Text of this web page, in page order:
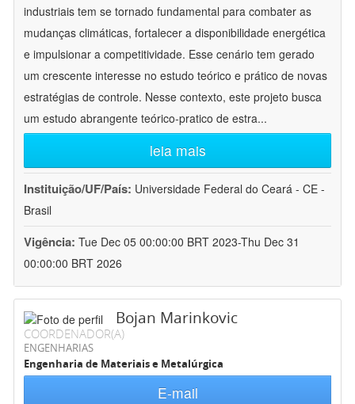
industriais tem se tornado fundamental para combater as
mudanças climáticas, fortalecer a disponibilidade energética
e impulsionar a competitividade. Esse cenário tem gerado
um crescente interesse no estudo teórico e prático de novas
estratégias de controle. Nesse contexto, este projeto busca
um estudo abrangente teórico-pratico de estra...
leia mais
Instituição/UF/País: Universidade Federal do Ceará - CE -
Brasil
Vigência: Tue Dec 05 00:00:00 BRT 2023-Thu Dec 31
00:00:00 BRT 2026
Bojan Marinkovic
COORDENADOR(A)
ENGENHARIAS
Engenharia de Materiais e Metalúrgica
E-mail